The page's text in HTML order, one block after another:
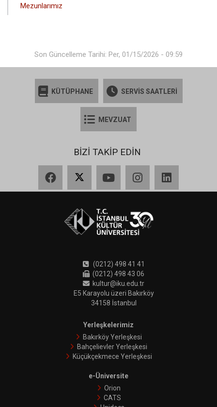
Mezunlarımız
Son Güncelleme Tarihi: Per, 01/15/2026 - 09:59
KÜTÜPHANE SERVİS SAATLERİ
MEVZUAT
BİZİ TAKİP EDİN
(0212) 498 41 41
(0212) 498 43 06
kultur@iku.edu.tr
E5 Karayolu üzeri Bakırköy
34158 İstanbul
Yerleşkelerimiz
Bakırköy Yerleşkesi
Bahçelievler Yerleşkesi
Küçükçekmece Yerleşkesi
e-Üniversite
Orion
CATS